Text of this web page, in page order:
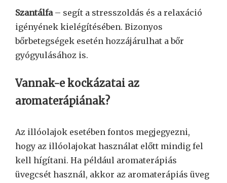
Szantálfa– segít a stresszoldás és a relaxáció
igényének kielégítésében. Bizonyos
bőrbetegségek esetén hozzájárulhat a bőr
gyógyulásához is.
Vannak-e kockázatai az
aromaterápiának?
Az illóolajok esetében fontos megjegyezni,
hogy az illóolajokat használat előtt mindig fel
kell hígítani. Ha például aromaterápiás
üvegcsét használ, akkor az aromaterápiás üveg